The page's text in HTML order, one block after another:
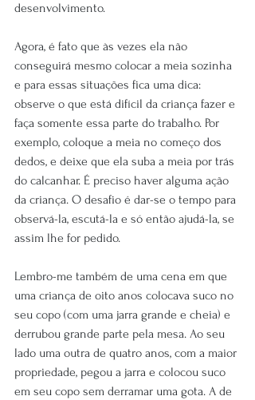
desenvolvimento.
Agora, é fato que às vezes ela não
conseguirá mesmo colocar a meia sozinha
e para essas situações fica uma dica:
observe o que está difícil da criança fazer e
faça somente essa parte do trabalho. Por
exemplo, coloque a meia no começo dos
dedos, e deixe que ela suba a meia por trás
do calcanhar. É preciso haver alguma ação
da criança. O desafio é dar-se o tempo para
observá-la, escutá-la e só então ajudá-la, se
assim lhe for pedido.
Lembro-me também de uma cena em que
uma criança de oito anos colocava suco no
seu copo (com uma jarra grande e cheia) e
derrubou grande parte pela mesa. Ao seu
lado uma outra de quatro anos, com a maior
propriedade, pegou a jarra e colocou suco
em seu copo sem derramar uma gota. A de